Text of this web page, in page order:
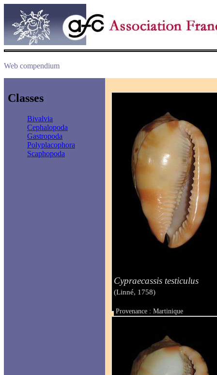
Web compendium
Classes
Bivalvia
Cephalopoda
Gastropoda
Polyplacophora
Scaphopoda
Cypraecassis testiculus
(Linné, 1758)
Provenance : Martinique
Taille : 67.3 mm